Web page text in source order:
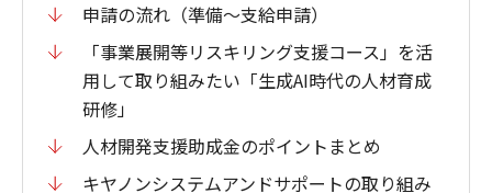
申請の流れ（準備～支給申請）
「事業展開等リスキリング支援コース」を活
用して取り組みたい「生成AI時代の人材育成
研修」
人材開発支援助成金のポイントまとめ
キヤノンシステムアンドサポートの取り組み